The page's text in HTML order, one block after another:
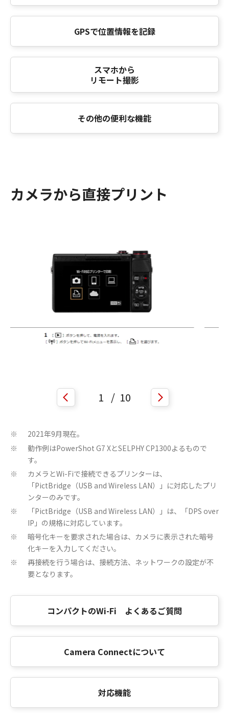
GPSで位置情報を記録
スマホから
リモート撮影
その他の便利な機能
カメラから直接プリント
1 / 10
※ 2021年9月現在。
※
動作例はPowerShot G7 XとSELPHY CP1300よるもので
す。
※
カメラとWi-Fiで接続できるプリンターは、
「PictBridge（USB and Wireless LAN）」に対応したプリ
ンターのみです。
※
「PictBridge（USB and Wireless LAN）」は、「DPS over
IP」の規格に対応しています。
※
暗号化キーを要求された場合は、カメラに表示された暗号
化キーを入力してください。
※
再接続を行う場合は、接続方法、ネットワークの設定が不
要となります。
コンパクトのWi-Fi よくあるご質問
Camera Connectについて
対応機能